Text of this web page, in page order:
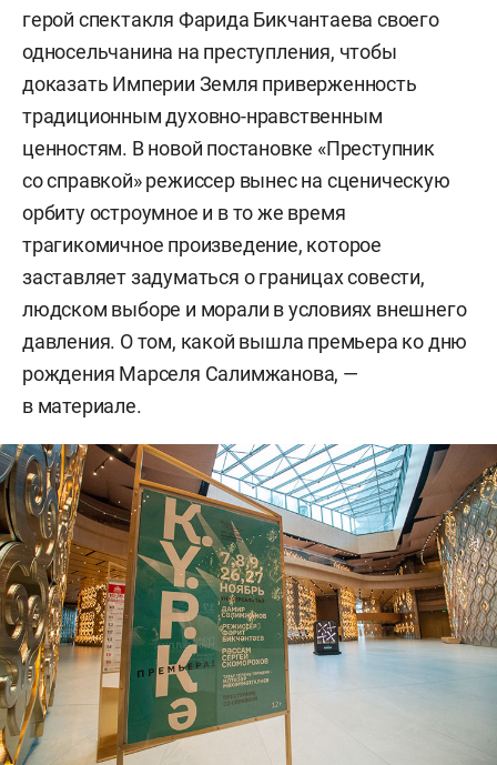
герой спектакля Фарида Бикчантаева своего
односельчанина на преступления, чтобы
доказать Империи Земля приверженность
традиционным духовно-нравственным
ценностям. В новой постановке «Преступник
со справкой» режиссер вынес на сценическую
орбиту остроумное и в то же время
трагикомичное произведение, которое
заставляет задуматься о границах совести,
людском выборе и морали в условиях внешнего
давления. О том, какой вышла премьера ко дню
рождения Марселя Салимжанова, —
в материале.